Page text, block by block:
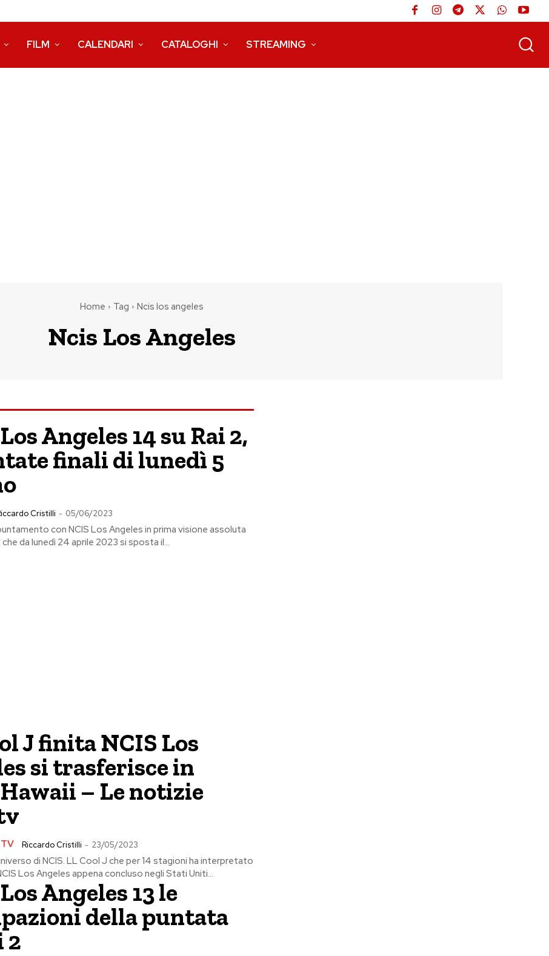
FILM CALENDARI CATALOGHI STREAMING
Home Tag Ncis los angeles
Ncis Los Angeles
Angeles 14 su Rai 2,
finali di lunedì 5
Cristilli - 05/06/2023
con NCIS Los Angeles in prima visione assoluta
che da lunedì 24 aprile 2023 si sposta il...
J finita NCIS Los
si trasferisce in
– Le notizie
Riccardo Cristilli - 23/05/2023
di NCIS. LL Cool J che per 14 stagioni ha interpretato
Los Angeles appena concluso negli Stati Uniti...
Angeles 13 le
della puntata
2